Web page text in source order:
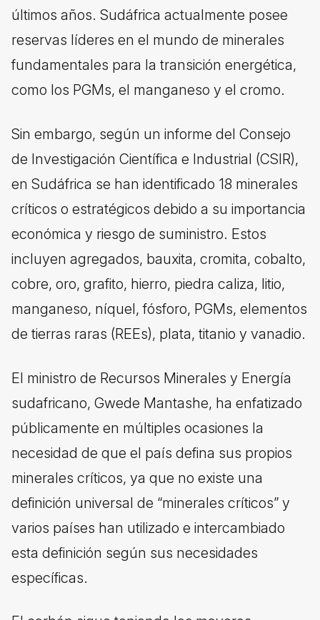
últimos años. Sudáfrica actualmente posee
reservas líderes en el mundo de minerales
fundamentales para la transición energética,
como los PGMs, el manganeso y el cromo.
Sin embargo, según un informe del Consejo
de Investigación Científica e Industrial (CSIR),
en Sudáfrica se han identificado 18 minerales
críticos o estratégicos debido a su importancia
económica y riesgo de suministro. Estos
incluyen agregados, bauxita, cromita, cobalto,
cobre, oro, grafito, hierro, piedra caliza, litio,
manganeso, níquel, fósforo, PGMs, elementos
de tierras raras (REEs), plata, titanio y vanadio.
El ministro de Recursos Minerales y Energía
sudafricano, Gwede Mantashe, ha enfatizado
públicamente en múltiples ocasiones la
necesidad de que el país defina sus propios
minerales críticos, ya que no existe una
definición universal de “minerales críticos” y
varios países han utilizado e intercambiado
esta definición según sus necesidades
específicas.